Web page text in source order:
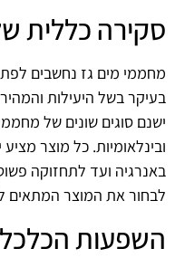
סקירה כללית
מחממי מים גז נחשבים
בעיקר בשל היעילות
ישנם סוגים שונים של
ובינלאומיות. כל מוצר
באנרגיה ועד לתחזוקה
לבחור את המוצר המתאים
השפעות